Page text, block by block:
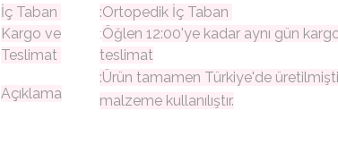
İç Taban
:Ortopedik İç Taban
Kargo ve
Teslimat
:Öğlen 12:00'ye kadar aynı gün
teslimat
Açıklama
:Ürün tamamen Türkiye'de
malzeme kullanılıştır.